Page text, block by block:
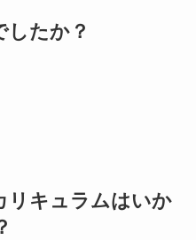
たか？
リキュラムはいか